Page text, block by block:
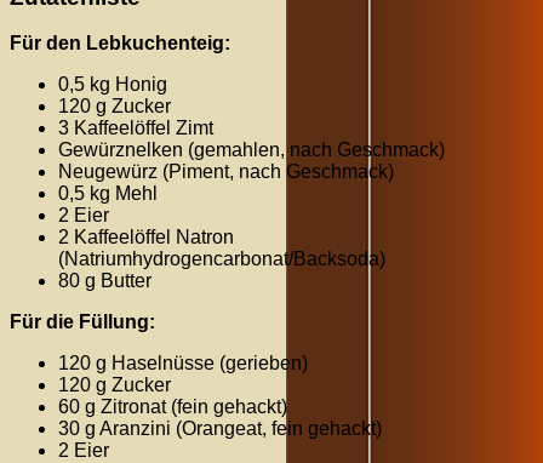
Für den Lebkuchenteig:
0,5 kg Honig
120 g Zucker
3 Kaffeelöffel Zimt
Gewürznelken (gemahlen, nach Geschmack)
Neugewürz (Piment, nach Geschmack)
0,5 kg Mehl
2 Eier
2 Kaffeelöffel Natron
(Natriumhydrogencarbonat/Backsoda)
80 g Butter
Für die Füllung:
120 g Haselnüsse (gerieben)
120 g Zucker
60 g Zitronat (fein gehackt)
30 g Aranzini (Orangeat, fein gehackt)
2 Eier